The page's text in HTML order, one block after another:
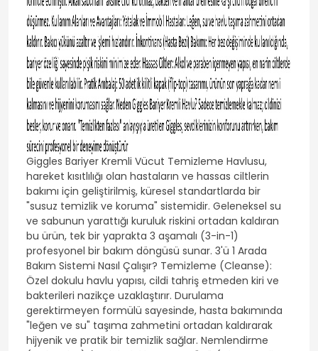
Giggles Bariyer Kremli Vücut Temizleme Havlusu,
hareket kısıtlılığı olan hastaların ve hassas ciltlerin
bakımı için geliştirilmiş, küresel standartlarda bir
"susuz temizlik ve koruma" sistemidir. Geleneksel su
ve sabunun yarattığı kuruluk riskini ortadan kaldıran
bu ürün, tek bir yaprakta 3 aşamalı (3-in-1)
profesyonel bir bakım döngüsü sunar. 3'ü 1 Arada
Bakım Sistemi Nasıl Çalışır? Temizleme (Cleanse):
Özel dokulu havlu yapısı, cildi tahriş etmeden kiri ve
bakterileri nazikçe uzaklaştırır. Durulama
gerektirmeyen formülü sayesinde, hasta bakımında
"leğen ve su" taşıma zahmetini ortadan kaldırarak
hijyenik ve pratik bir temizlik sağlar. Nemlendirme